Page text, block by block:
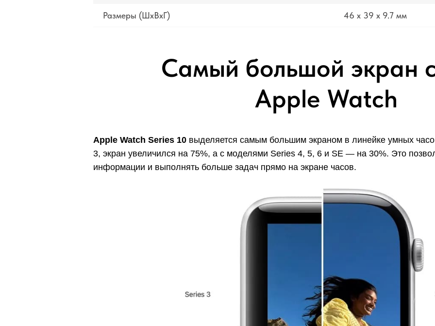
Размеры (ШxВxГ) 46 x 39 x 9.7 мм
Самый большой экран
Apple Watch
Apple Watch Series 10 выделяется самым большим экраном в линейке умных
3, экран увеличился на 75%, а с моделями Series 4, 5, 6 и SE — на 30%. Это
информации и выполнять больше задач прямо на экране часов.